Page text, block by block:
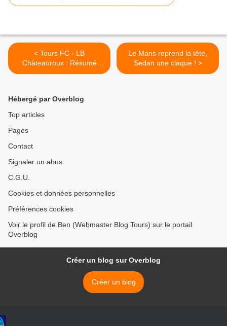
< Tours FC - LB
Châteauroux : Résumé
vidéo
Le Mans reprend la tête,
Sedan une claque ! >
Hébergé par Overblog
Top articles
Pages
Contact
Signaler un abus
C.G.U.
Cookies et données personnelles
Préférences cookies
Voir le profil de Ben (Webmaster Blog Tours) sur le portail
Overblog
Créer un blog sur Overblog
Créer un blog